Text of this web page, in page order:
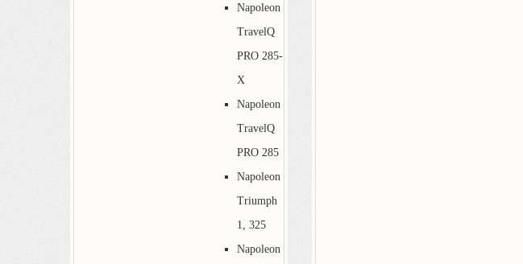
Napoleon
TravelQ
PRO 285-
X
Napoleon
TravelQ
PRO 285
Napoleon
Triumph
1, 325
Napoleon